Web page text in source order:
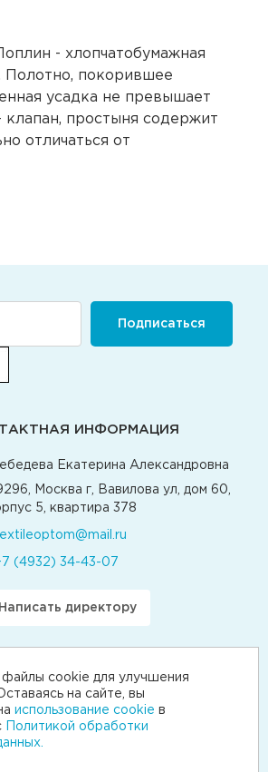
- хлопчатобумажная
Полотно, покорившее
усадка не превышает
клапан, простыня содержит
отличаться от
файлы cookie для улучшения
на сайте, вы
использование cookie в
Политикой обработки
Подписаться
ИНФОРМАЦИЯ
Екатерина Александровна
Москва г, Вавилова ул, дом 60,
5, квартира 378
(4932) 34-43-07
Написать директору